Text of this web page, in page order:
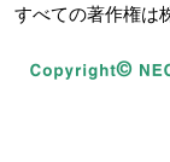
すべての著作権は